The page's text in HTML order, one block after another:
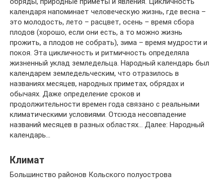
календаря напоминает человеческую жизнь, где весна –
это молодость, лето – расцвет, осень – время сбора
плодов (хорошо, если они есть, а то можно жизнь
прожить, а плодов не собрать), зима – время мудрости и
покоя. Эта цикличность и ритмичность определяла
жизненный уклад земледельца. Народный календарь был
календарем земледельческим, что отразилось в
названиях месяцев, народных приметах, обрядах и
обычаях. Даже определение сроков и
продолжительности времен года связано с реальными
климатическими условиями. Отсюда несовпадение
названий месяцев в разных областях… Далее: Народный
календарь…
Климат
Большинство районов Кольского полуострова